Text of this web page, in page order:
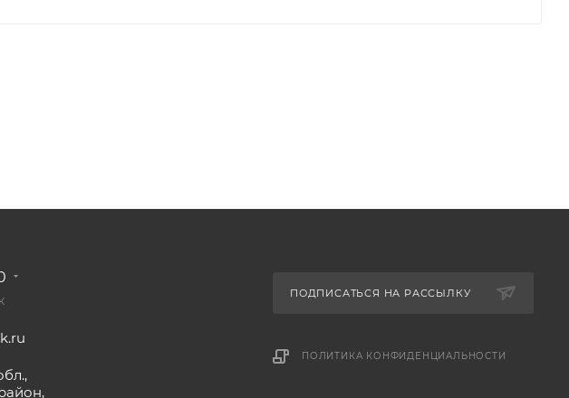
ПОДПИСАТЬСЯ НА РАССЫЛКУ
ПОЛИТИКА КОНФИДЕНЦИАЛЬНОСТИ